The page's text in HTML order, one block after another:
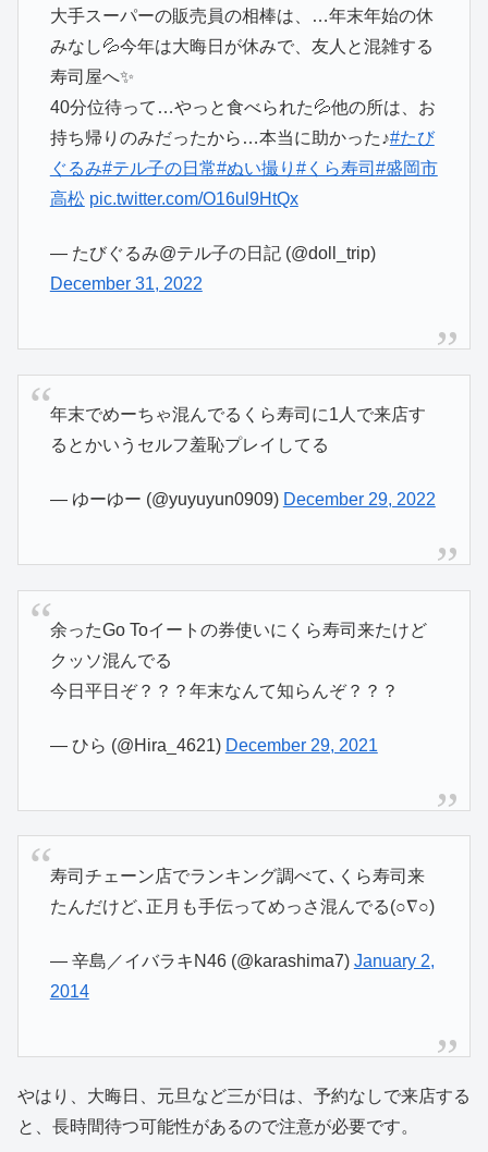
大手スーパーの販売員の相棒は、…年末年始の休
みなし💦今年は大晦日が休みで、友人と混雑する
寿司屋へ✨
40分位待って…やっと食べられた💦他の所は、お
持ち帰りのみだったから…本当に助かった♪#たび
ぐるみ#テル子の日常#ぬい撮り #くら寿司 #盛岡市
高松 pic.twitter.com/O16ul9HtQx
— たびぐるみ@テル子の日記 (@doll_trip)
December 31, 2022
年末でめーちゃ混んでるくら寿司に1人で来店す
るとかいうセルフ羞恥プレイしてる
— ゆーゆー (@yuyuyun0909) December 29, 2022
余ったGo Toイートの券使いにくら寿司来たけど
クッソ混んでる
今日平日ぞ？？？年末なんて知らんぞ？？？
— ひら (@Hira_4621) December 29, 2021
寿司チェーン店でランキング調べて､くら寿司来
たんだけど､正月も手伝ってめっさ混んでる(○∇○)
— 辛島／イバラキN46 (@karashima7) January 2,
2014
やはり、大晦日、元旦など三が日は、予約なしで来店する
と、長時間待つ可能性があるので注意が必要です。